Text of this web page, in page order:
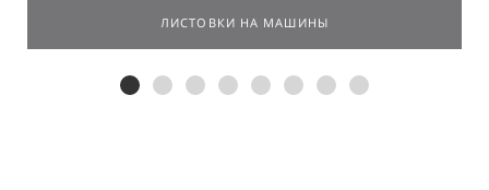
ЛИСТОВКИ НА МАШИНЫ